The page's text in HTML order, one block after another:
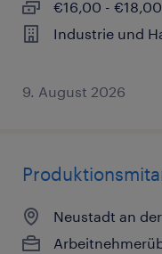
€16,00 -
Industrie und
9. August 2026
Neustadt an